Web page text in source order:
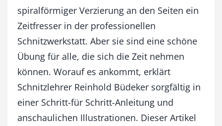
n
g
e
spiralförmiger Verzierung an den Seiten ein
Zeitfresser in der professionellen
Schnitzwerkstatt. Aber sie sind eine schöne
Übung für alle, die sich die Zeit nehmen
können. Worauf es ankommt, erklärt
Schnitzlehrer Reinhold Büdeker sorgfältig in
einer Schritt-für Schritt-Anleitung und
anschaulichen Illustrationen. Dieser Artikel